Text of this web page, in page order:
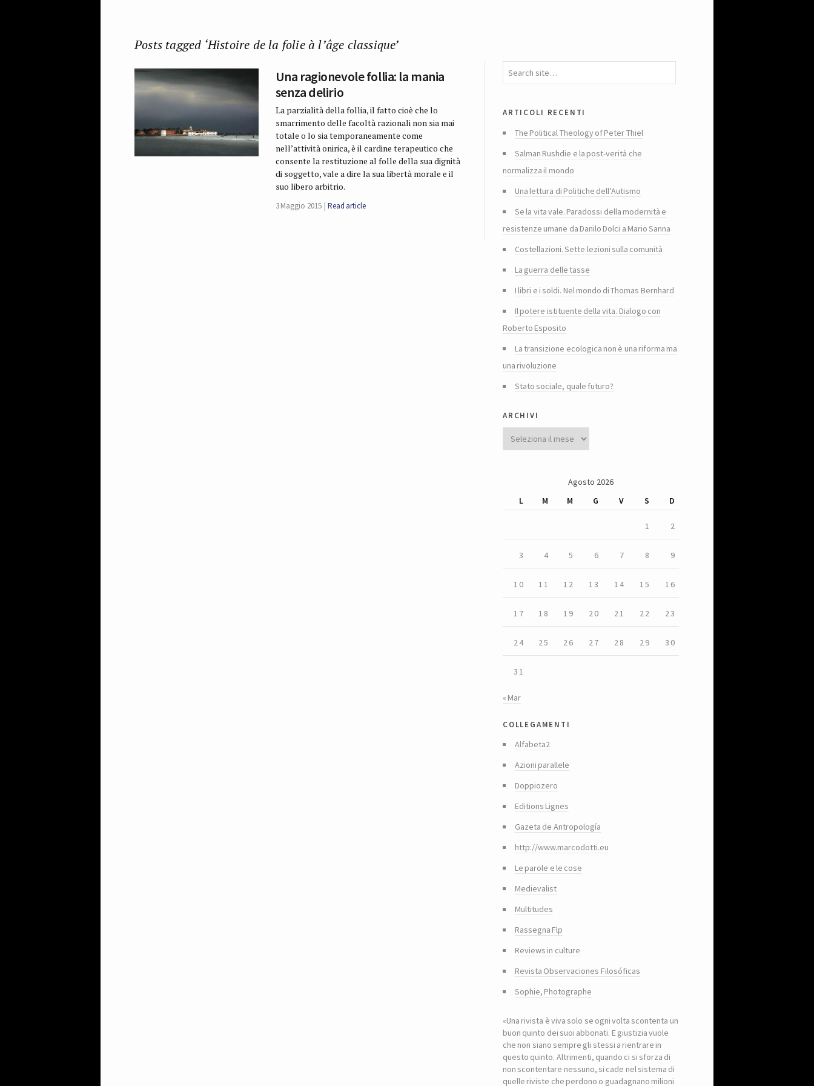
Posts tagged ‘Histoire de la folie à l’âge classique’
Una ragionevole follia: la mania
senza delirio
La parzialità della follia, il fatto cioè che lo
smarrimento delle facoltà razionali non sia mai
totale o lo sia temporaneamente come
nell’attività onirica, è il cardine terapeutico che
consente la restituzione al folle della sua dignità
di soggetto, vale a dire la sua libertà morale e il
suo libero arbitrio.
3 Maggio 2015 Read article
articoli recenti
The Political Theology of Peter Thiel
Salman Rushdie e la post-verità che
normalizza il mondo
Una lettura di Politiche dell’Autismo
Se la vita vale. Paradossi della modernità e
resistenze umane da Danilo Dolci a Mario Sanna
Costellazioni. Sette lezioni sulla comunità
La guerra delle tasse
I libri e i soldi. Nel mondo di Thomas Bernhard
Il potere istituente della vita. Dialogo con
Roberto Esposito
La transizione ecologica non è una riforma ma
una rivoluzione
Stato sociale, quale futuro?
archivi
Agosto 2026
L
M M G V S D
1 2
3 4 5 6 7 8 9
10 11 12 13 14 15 16
17 18 19 20 21 22 23
24 25 26 27 28 29 30
31
« Mar
collegamenti
Alfabeta2
Azioni parallele
Doppiozero
Editions Lignes
Gazeta de Antropología
http://www.marcodotti.eu
Le parole e le cose
Medievalist
Multitudes
Rassegna Flp
Reviews in culture
Revista Observaciones Filosóficas
Sophie, Photographe
«Una rivista è viva solo se ogni volta scontenta un
buon quinto dei suoi abbonati. E giustizia vuole
che non siano sempre gli stessi a rientrare in
questo quinto. Altrimenti, quando ci si sforza di
non scontentare nessuno, si cade nel sistema di
quelle riviste che perdono o guadagnano milioni